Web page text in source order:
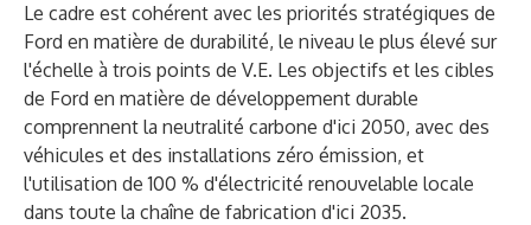
Le cadre est cohérent avec les priorités stratégiques de
Ford en matière de durabilité, le niveau le plus élevé sur
l'échelle à trois points de V.E. Les objectifs et les cibles
de Ford en matière de développement durable
comprennent la neutralité carbone d'ici 2050, avec des
véhicules et des installations zéro émission, et
l'utilisation de 100 % d'électricité renouvelable locale
dans toute la chaîne de fabrication d'ici 2035.